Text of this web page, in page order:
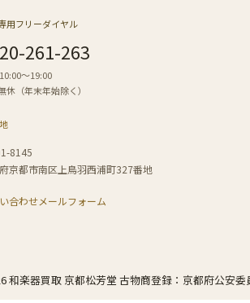
用フリーダイヤル
261-263
〜19:00
休（年末年始除く）
8145
京都市南区上鳥羽西浦町327番地
合わせメールフォーム
和楽器買取 京都松芳堂 古物商登録：京都府公安委